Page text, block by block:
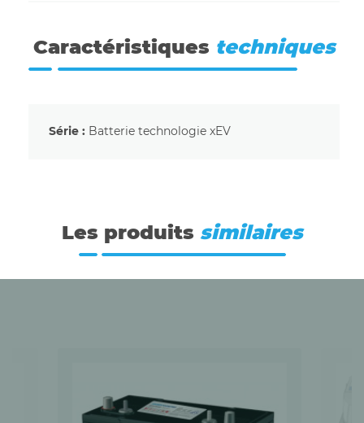
Caractéristiques techniques
Série : Batterie technologie xEV
Les produits similaires